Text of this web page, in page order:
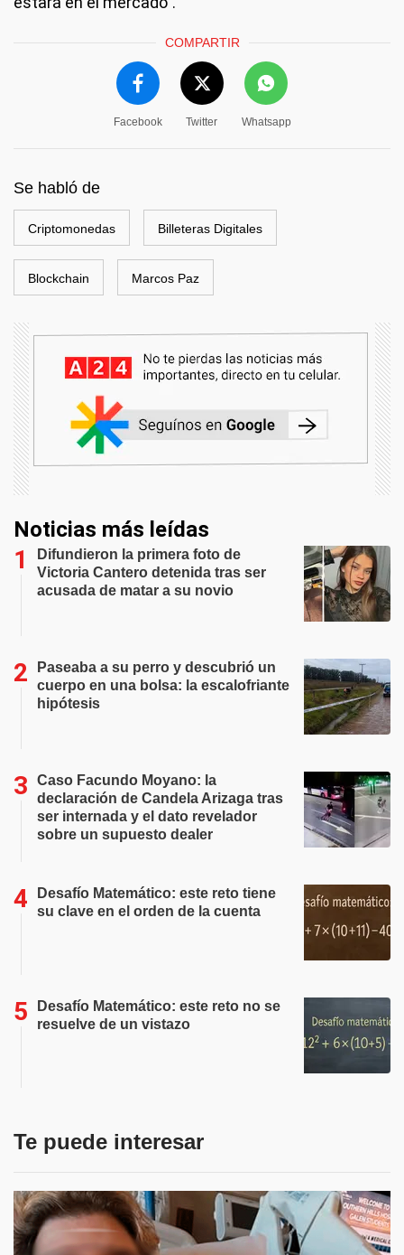
COMPARTIR
Facebook Twitter Whatsapp
Se habló de
Criptomonedas Billeteras Digitales
Blockchain Marcos Paz
Noticias más leídas
Difundieron la primera foto de
Victoria Cantero detenida tras ser
acusada de matar a su novio
Paseaba a su perro y descubrió un
cuerpo en una bolsa: la escalofriante
hipótesis
Caso Facundo Moyano: la
declaración de Candela Arizaga tras
ser internada y el dato revelador
sobre un supuesto dealer
Desafío Matemático: este reto tiene
su clave en el orden de la cuenta
Desafío Matemático: este reto no se
resuelve de un vistazo
Te puede interesar